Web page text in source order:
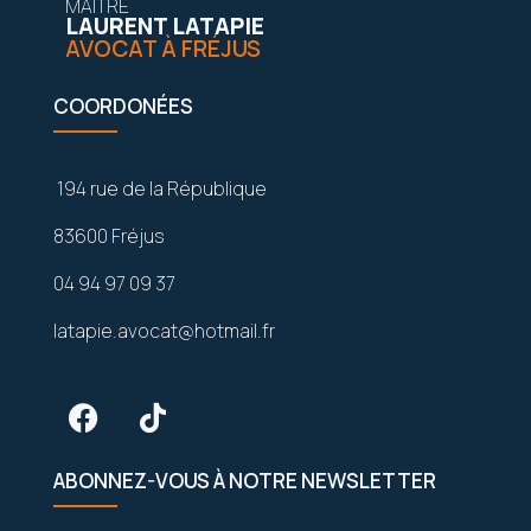
MAÎTRE
LAURENT LATAPIE
AVOCAT À FRÉJUS
COORDONÉES
194 rue de la République
83600 Fréjus
04 94 97 09 37
latapie.avocat@hotmail.fr
ABONNEZ-VOUS À NOTRE NEWSLETTER